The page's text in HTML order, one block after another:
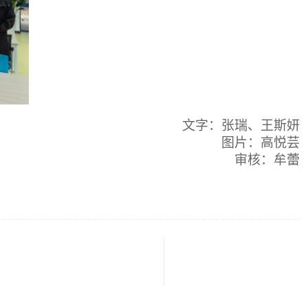
文字：张瑞、王斯妍
图片：高悦芸
审核：牟蕾